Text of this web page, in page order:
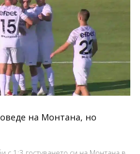
на Монтана, но